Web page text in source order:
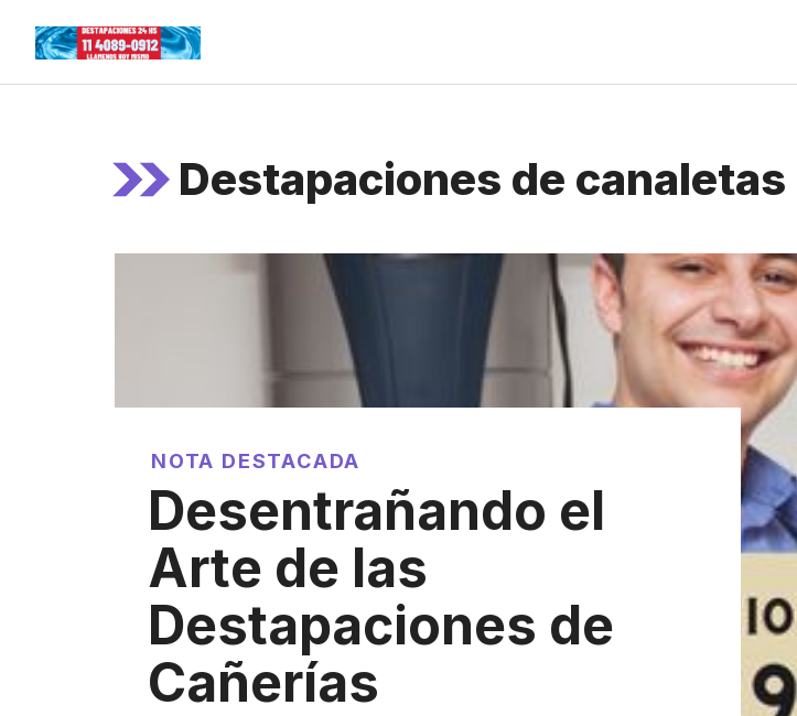
content
Destapaciones de canaletas
NOTA DESTACADA
Desentrañando el
Arte de las
Destapaciones de
Cañerías